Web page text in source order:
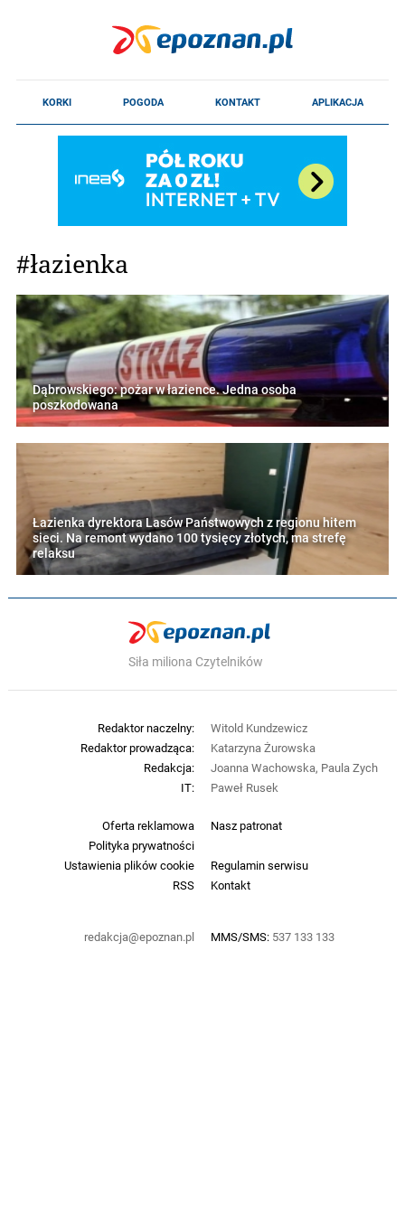
#łazienka
Dąbrowskiego: pożar w łazience. Jedna osoba
poszkodowana
Łazienka dyrektora Lasów Państwowych z regionu hitem
sieci. Na remont wydano 100 tysięcy złotych, ma strefę
relaksu
Siła miliona Czytelników
Oferta reklamowa
Nasz patronat
Polityka prywatności
Ustawienia plików cookie
Regulamin serwisu
RSS
Kontakt
redakcja@epoznan.pl MMS/SMS: 537 133 133
Redaktor naczelny:
Witold Kundzewicz
Redaktor prowadząca:
Katarzyna Żurowska
Redakcja:
Joanna Wachowska, Paula Zych
IT:
Paweł Rusek